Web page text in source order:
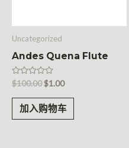
Uncategorized
Andes Quena Flute
评
分
0
&sol;
$100.00$1.00
加入购物车